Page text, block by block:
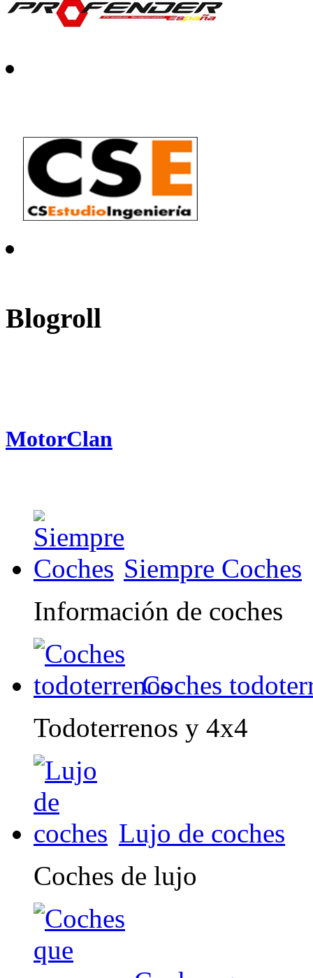
Blogroll
MotorClan
Siempre Coches
Información de coches
Coches
Todoterrenos y 4x4
Lujo de coches
Coches de lujo